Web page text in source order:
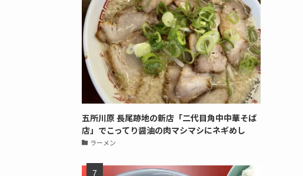
五所川原 長尾跡地の新店「二代目角中中華そば
店」でこってり醤油の肉マシマシにネギめし
ラーメン